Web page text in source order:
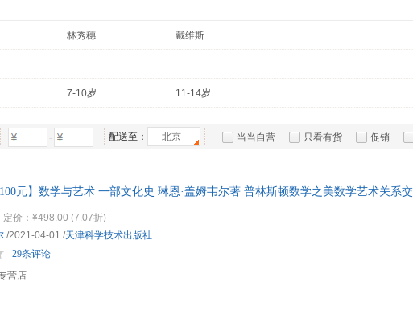
运动
食品
林秀穗 戴维斯
7-10岁 11-14岁
- 配送至： 北京 当当自营 只看有货 促销
100元】数学与艺术 一部文化史 琳恩·盖姆韦尔著 普林斯顿数学之美数学艺术关系
定价： ¥498.00 (7.07折)
营店
29条评论
/2021-04-01 /天津科学技术出版社